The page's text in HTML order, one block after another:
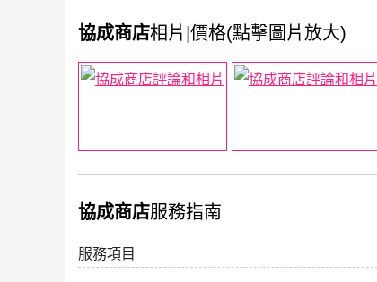
協成商店相片|價格(點擊圖片放大)
協成商店服務指南
服務項目